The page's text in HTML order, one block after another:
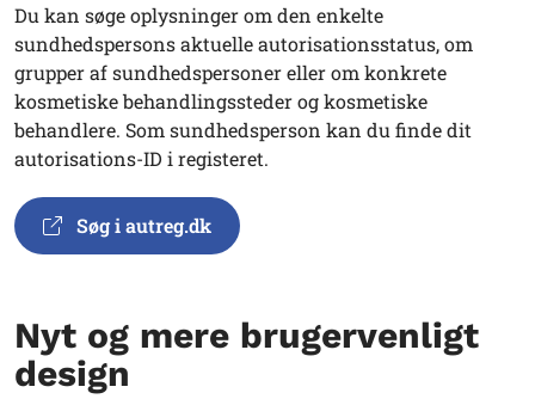
Du kan søge oplysninger om den enkelte
sundhedspersons aktuelle autorisationsstatus, om
grupper af sundhedspersoner eller om konkrete
kosmetiske behandlingssteder og kosmetiske
behandlere. Som sundhedsperson kan du finde dit
autorisations-ID i registeret.
Søg i autreg.dk
Nyt og mere brugervenligt
design